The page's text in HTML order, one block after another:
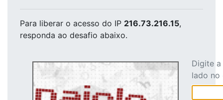
Para liberar o acesso do IP 216.73.216.15,
responda ao desafio abaixo.
Digite
lado no